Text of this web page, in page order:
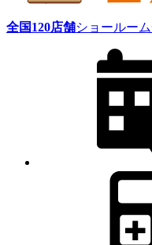
全国120店舗ショールー